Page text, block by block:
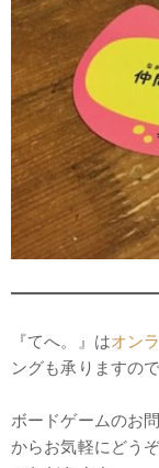
『てへ。』はオン
ングも承りますの
ボードゲームのお
からお気軽にどう